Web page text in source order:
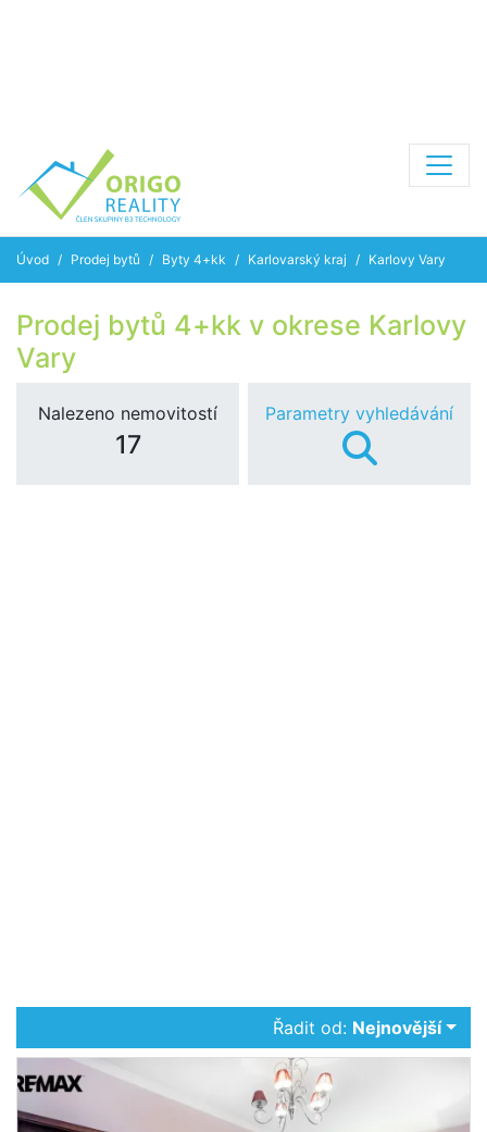
Úvod Prodej bytů Byty 4+kk Karlovarský kraj Karlovy Vary
Prodej bytů 4+kk v okrese Karlovy
Vary
Nalezeno nemovitostí
17
Parametry vyhledávání
Řadit od: Nejnovější